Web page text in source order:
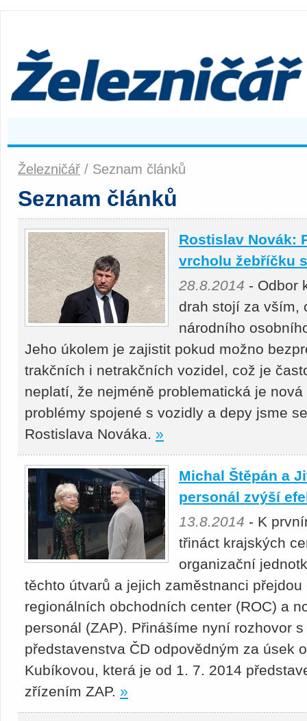
Železničář / Seznam článků
Seznam článků
Rostislav Novák:
vrcholu žebříčku
28.8.2014 - Odbor
drah stojí za vším,
národního
Jeho úkolem je zajistit pokud možno
trakčních i netrakčních vozidel, což je
neplatí, že nejméně problematická je
problémy spojené s vozidly a depy jsme
Rostislava Nováka. »
Michal Štěpán a
personál zvýší
13.8.2014 - K
třináct krajských
organizační
těchto útvarů a jejich zaměstnanci
regionálních obchodních center (ROC) a
personál (ZAP). Přinášíme nyní rozhovor
představenstva ČD odpovědným za úsek
Kubíkovou, která je od 1. 7. 2014
zřízením ZAP. »